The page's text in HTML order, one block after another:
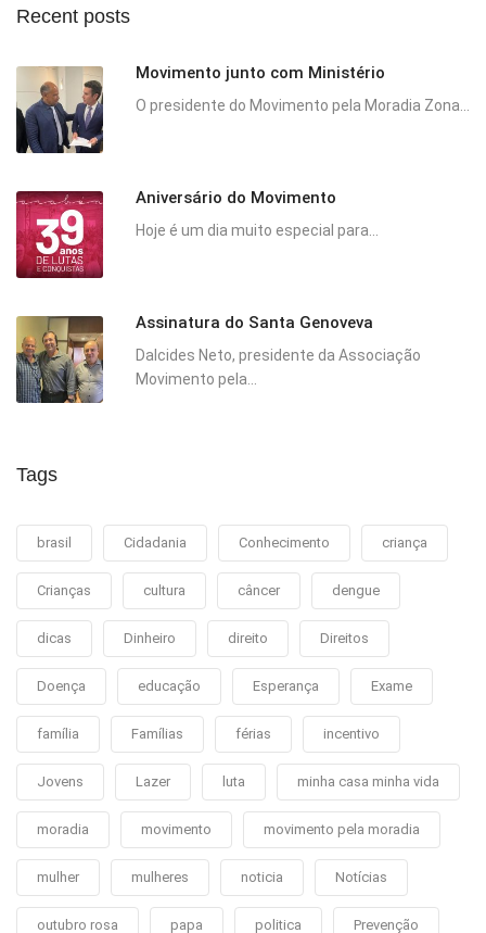
Recent posts
Movimento junto com Ministério
O presidente do Movimento pela Moradia Zona...
Aniversário do Movimento
Hoje é um dia muito especial para...
Assinatura do Santa Genoveva
Dalcides Neto, presidente da Associação
Movimento pela...
Tags
brasil Cidadania Conhecimento criança
Crianças cultura câncer dengue
dicas Dinheiro direito Direitos
Doença educação Esperança Exame
família Famílias férias incentivo
Jovens Lazer luta minha casa minha vida
moradia movimento movimento pela moradia
mulher mulheres noticia Notícias
outubro rosa papa politica Prevenção